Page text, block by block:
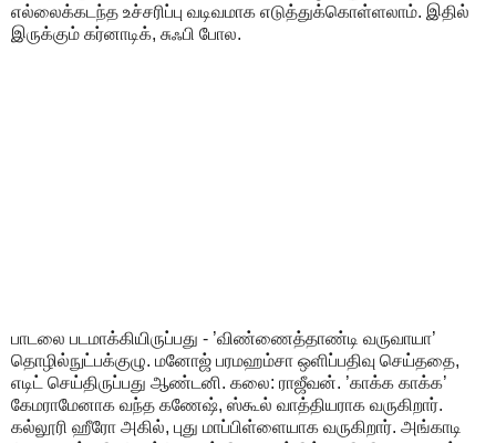
எல்லைக்கடந்த உச்சரிப்பு வடிவமாக எடுத்துக்கொள்ளலாம். இதில்
இருக்கும் கர்னாடிக், சுஃபி போல.
பாடலை படமாக்கியிருப்பது - ’விண்ணைத்தாண்டி வருவாயா’
தொழில்நுட்பக்குழு. மனோஜ் பரமஹம்சா ஒளிப்பதிவு செய்ததை,
எடிட் செய்திருப்பது ஆண்டனி. கலை: ராஜீவன். ’காக்க காக்க’
கேமராமேனாக வந்த கணேஷ், ஸ்கூல் வாத்தியராக வருகிறார்.
கல்லூரி ஹீரோ அகில், புது மாப்பிள்ளையாக வருகிறார். அங்காடி